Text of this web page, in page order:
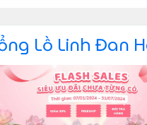
Lồ Linh Đan